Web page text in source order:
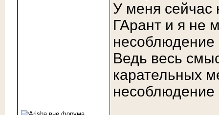
У меня сейчас
ГАрант и я не
несоблюдение
Ведь весь
карательных
несоблюдение